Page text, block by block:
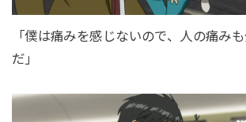
「僕は痛みを感じないので、人の痛み
だ」